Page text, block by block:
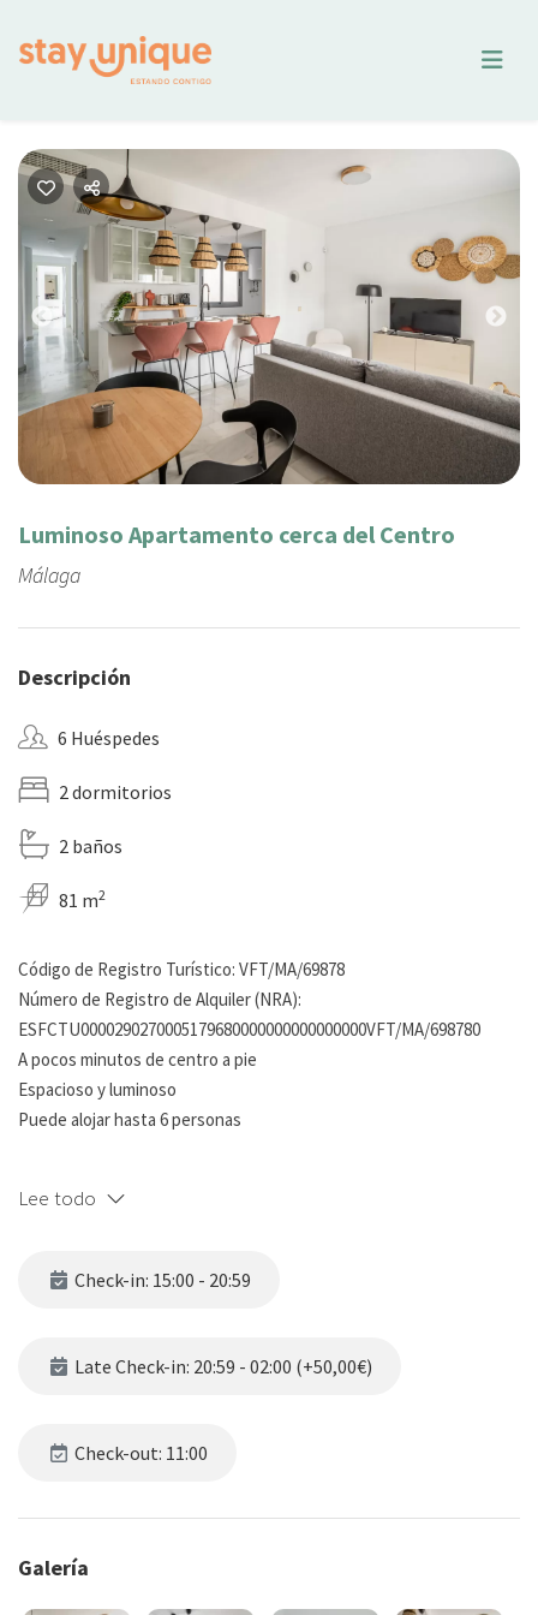
Previous
Luminoso Apartamento cerca del Centro
Málaga
Descripción
6 Huéspedes
2 dormitorios
2 baños
81 m2
Código de Registro Turístico: VFT/MA/69878
Número de Registro de Alquiler (NRA):
ESFCTU0000290270005179680000000000000000VFT/MA/698780
A pocos minutos de centro a pie
Espacioso y luminoso
Puede alojar hasta 6 personas
encantadora ciudad. Con una decoración moderna y espaciosa,
cómoda cama doble en una de las habitaciones, un sofá doble en el
Lee todo
Check-in: 15:00 - 20:59
Late Check-in: 20:59 - 02:00 (+50,00€)
Check-out: 11:00
Galería